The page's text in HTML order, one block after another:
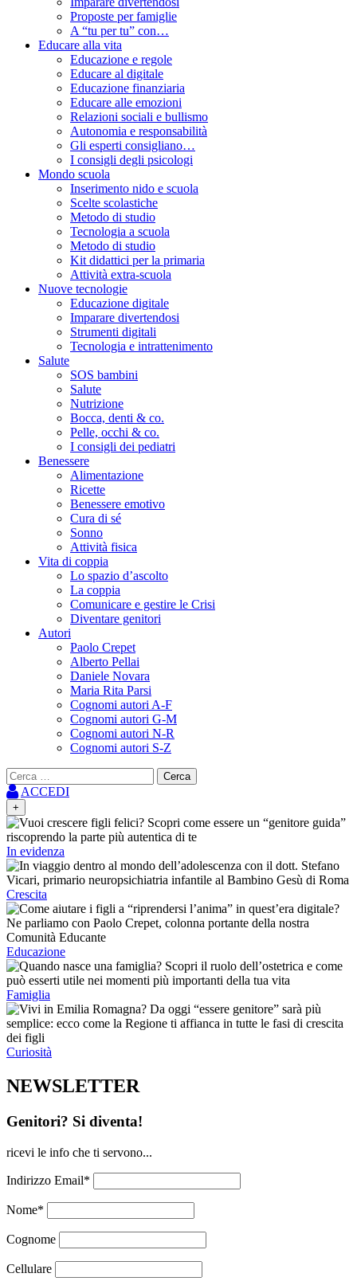
Proposte per famiglie
A “tu per tu” con…
Educare alla vita
Educazione e regole
Educare al digitale
Educazione finanziaria
Educare alle emozioni
Relazioni sociali e bullismo
Autonomia e responsabilità
Gli esperti consigliano…
I consigli degli psicologi
Mondo scuola
Inserimento nido e scuola
Scelte scolastiche
Metodo di studio
Tecnologia a scuola
Metodo di studio
Kit didattici per la primaria
Attività extra-scuola
Nuove tecnologie
Educazione digitale
Imparare divertendosi
Strumenti digitali
Tecnologia e intrattenimento
Salute
SOS bambini
Salute
Nutrizione
Bocca, denti & co.
Pelle, occhi & co.
I consigli dei pediatri
Benessere
Alimentazione
Ricette
Benessere emotivo
Cura di sé
Sonno
Attività fisica
Vita di coppia
Lo spazio d’ascolto
La coppia
Comunicare e gestire le Crisi
Diventare genitori
Autori
Paolo Crepet
Alberto Pellai
Daniele Novara
Maria Rita Parsi
Cognomi autori A-F
Cognomi autori G-M
Cognomi autori N-R
Cognomi autori S-Z
Ricerca
per:ACCEDI
+
In evidenza
Crescita
Educazione
Famiglia
Curiosità
NEWSLETTER
Genitori? Si diventa!
ricevi le info che ti servono...
Indirizzo Email*
Nome*
Cognome
Cellulare